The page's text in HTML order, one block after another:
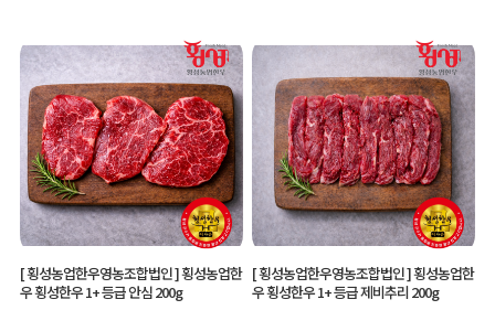
[ 횡성농업한우영농조합법인 ]횡성농업한
우 횡성한우 1+ 등급 안심 200g
[ 횡성농업한우영농조합법인 ]횡성농업한
우 횡성한우 1+ 등급 제비추리 200g